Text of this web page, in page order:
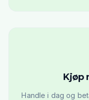
Kjøp
Handle i dag og